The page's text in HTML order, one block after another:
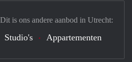
is ons andere aanbod in Utrecht:
Studio's Appartementen